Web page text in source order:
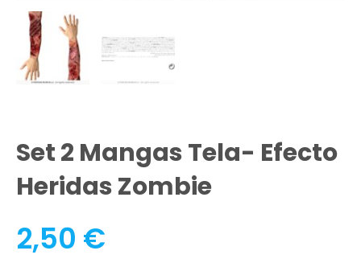
Set 2 Mangas Tela- Efecto
Heridas Zombie
2,50 €